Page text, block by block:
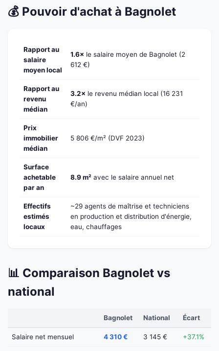
💰 Pouvoir d'achat à Bagnolet
Rapport au
salaire
moyen local
1.6× le salaire moyen de Bagnolet (2
612 €)
Rapport au
revenu
médian
3.2× le revenu médian local (16 231
€/an)
Prix
immobilier
médian
5 806 €/m² (DVF 2023)
Surface
achetable
par an
8.9 m² avec le salaire annuel net
Effectifs
estimés
locaux
~29 agents de maîtrise et techniciens
en production et distribution d'énergie,
eau, chauffages
📊 Comparaison Bagnolet vs
national
Bagnolet National Écart
Salaire net mensuel 4 310 € 3 145 € +37.1%